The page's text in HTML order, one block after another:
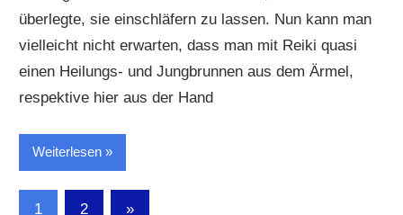
überlegte, sie einschläfern zu lassen. Nun kann man
vielleicht nicht erwarten, dass man mit Reiki quasi
einen Heilungs- und Jungbrunnen aus dem Ärmel,
respektive hier aus der Hand
Weiterlesen
Seitennummerierung
1 2
Nächste
»